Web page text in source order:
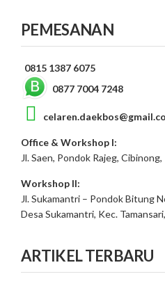
PEMESANAN
0815 1387 6075
0877 7004 7248
Office & Workshop I:
Jl. Saen, Pondok Rajeg,
Workshop II:
Jl. Sukamantri – Pondok Bitung
Desa Sukamantri, Kec.
ARTIKEL TERBARU